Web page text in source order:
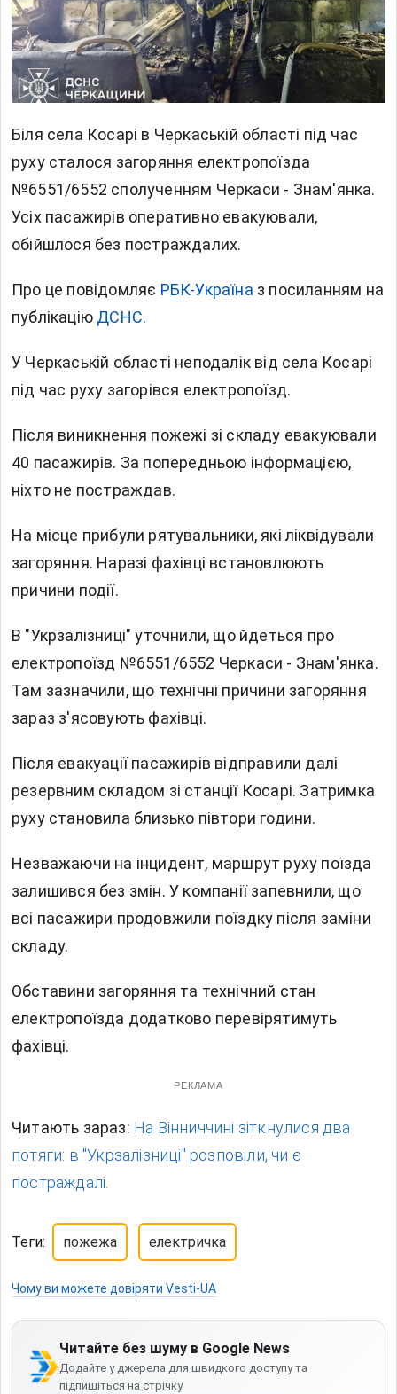
Біля села Косарі в Черкаській області під час
руху сталося загоряння електропоїзда
№6551/6552 сполученням Черкаси - Знам'янка.
Усіх пасажирів оперативно евакуювали,
обійшлося без постраждалих.
Про це повідомляє РБК-Україна з посиланням на
публікацію ДСНС.
У Черкаській області неподалік від села Косарі
під час руху загорівся електропоїзд.
Після виникнення пожежі зі складу евакуювали
40 пасажирів. За попередньою інформацією,
ніхто не постраждав.
На місце прибули рятувальники, які ліквідували
загоряння. Наразі фахівці встановлюють
причини події.
В "Укрзалізниці" уточнили, що йдеться про
електропоїзд №6551/6552 Черкаси - Знам'янка.
Там зазначили, що технічні причини загоряння
зараз з'ясовують фахівці.
Після евакуації пасажирів відправили далі
резервним складом зі станції Косарі. Затримка
руху становила близько півтори години.
Незважаючи на інцидент, маршрут руху поїзда
залишився без змін. У компанії запевнили, що
всі пасажири продовжили поїздку після заміни
складу.
Обставини загоряння та технічний стан
електропоїзда додатково перевірятимуть
фахівці.
РЕКЛАМА
Читають зараз: На Вінниччині зіткнулися два
потяги: в "Укрзалізниці" розповіли, чи є
постраждалі.
Теги: пожежа електричка
Чому ви можете довіряти Vesti-UA
Читайте без шуму в Google News
Додайте у джерела для швидкого доступу та
підпишіться на стрічку